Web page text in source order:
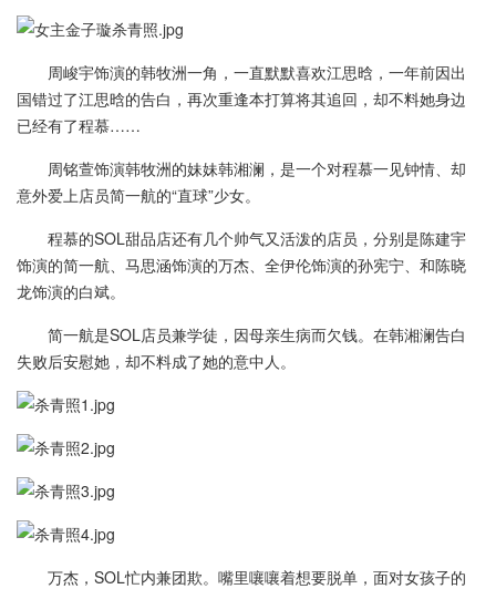
周峻宇饰演的韩牧洲一角，一直默默喜欢江思晗，一年前因出
国错过了江思晗的告白，再次重逢本打算将其追回，却不料她身边
已经有了程慕……
周铭萱饰演韩牧洲的妹妹韩湘澜，是一个对程慕一见钟情、却
意外爱上店员简一航的“直球”少女。
程慕的SOL甜品店还有几个帅气又活泼的店员，分别是陈建宇
饰演的简一航、马思涵饰演的万杰、全伊伦饰演的孙宪宁、和陈晓
龙饰演的白斌。
简一航是SOL店员兼学徒，因母亲生病而欠钱。在韩湘澜告白
失败后安慰她，却不料成了她的意中人。
万杰，SOL忙内兼团欺。嘴里嚷嚷着想要脱单，面对女孩子的